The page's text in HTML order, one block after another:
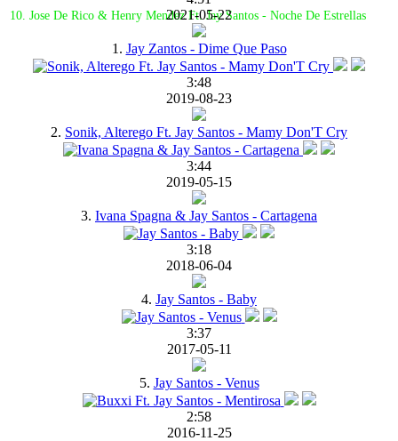
10. Jose De Rico & Henry Mendez Ft. Jay Santos - Noche De Estrellas
2021-05-22
1. Jay Zantos - Dime Que Paso
3:48
2019-08-23
2. Sonik, Alterego Ft. Jay Santos - Mamy Don'T Cry
3:44
2019-05-15
3. Ivana Spagna & Jay Santos - Cartagena
3:18
2018-06-04
4. Jay Santos - Baby
3:37
2017-05-11
5. Jay Santos - Venus
2:58
2016-11-25